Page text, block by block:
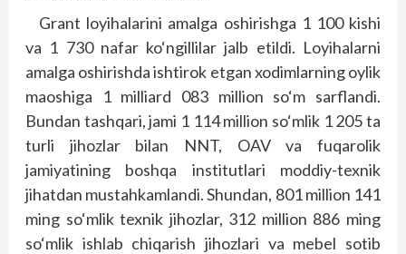
Grant loyihalarini amalga oshirishga 1 100 kishi
va 1 730 nafar ko‘ngillilar jalb etildi. Loyihalarni
amalga oshirishda ishtirok etgan xodimlarning oylik
maoshiga 1 milliard 083 million so‘m sarflandi.
Bundan tashqari, jami 1 114 million so‘mlik 1 205 ta
turli jihozlar bilan NNT, OAV va fuqarolik
jamiyatining boshqa institutlari moddiy-texnik
jihatdan mustahkamlandi. Shundan, 801 million 141
ming so‘mlik texnik jihozlar, 312 million 886 ming
so‘mlik ishlab chiqarish jihozlari va mebel sotib